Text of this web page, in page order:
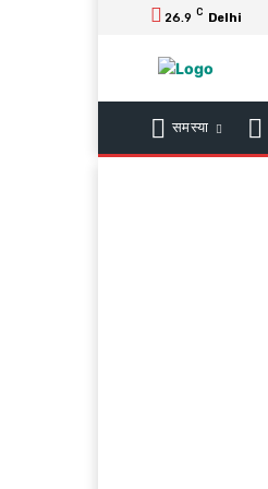
26.9 C Delhi
समस्या